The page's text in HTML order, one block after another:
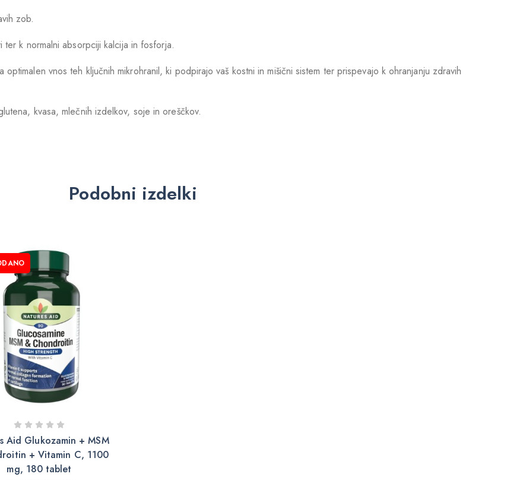
zob.
k normalni absorpciji kalcija in fosforja.
vnos teh ključnih mikrohranil, ki podpirajo vaš kostni in mišični sistem ter prispevajo k ohranjanju zdravih
kvasa, mlečnih izdelkov, soje in oreščkov.
Podobni izdelki
Aid Glukozamin + MSM
+ Vitamin C, 1100
mg, 180 tablet